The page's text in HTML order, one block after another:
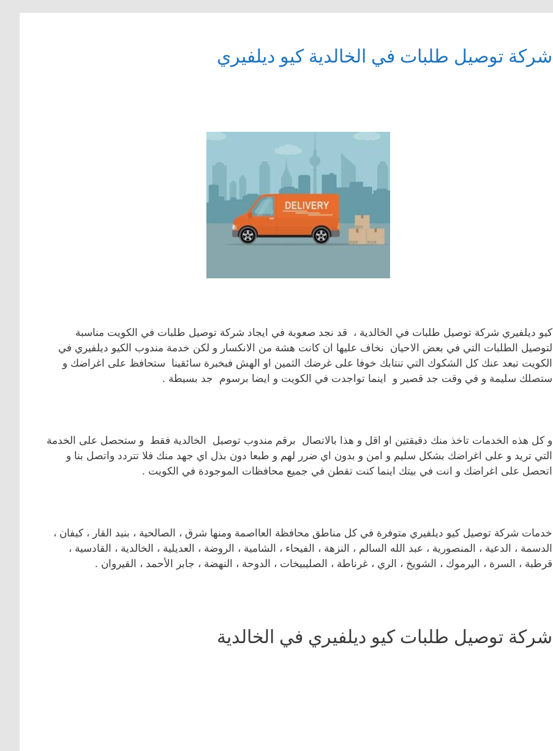
شركة توصيل طلبات في الخالدية كيو ديلفيري
كيو ديلفيري شركة توصيل طلبات في الخالدية ، قد نجد صعوبة في ايجاد شركة توصيل طلبات في الكويت مناسبة
لتوصيل الطلبات التي في بعض الاحيان نخاف عليها ان كانت هشة من الانكسار و لكن خدمة مندوب الكيو ديلفيري في
الكويت تبعد عنك كل الشكوك التي تنتابك خوفا على غرضك الثمين او الهش فبخبرة سائقينا ستحافظ على اغراضك و
ستصلك سليمة و في وقت جد قصير و اينما تواجدت في الكويت و ايضا برسوم جد بسيطة .
و كل هذه الخدمات تاخذ منك دقيقتين او اقل و هذا بالاتصال برقم مندوب توصيل الخالدية فقط و ستحصل على الخدمة
التي تريد و على اغراضك بشكل سليم و امن و بدون اي ضرر لهم و طبعا دون بذل اي جهد منك فلا تتردد واتصل بنا و
اتحصل على اغراضك و انت في بيتك اينما كنت تقطن في جميع محافظات الموجودة في الكويت .
خدمات شركة توصيل كيو ديلفيري متوفرة في كل مناطق محافظة العااصمة ومنها شرق ، الصالحية ، بنيد القار ، كيفان ،
الدسمة ، الدعية ، المنصورية ، عبد الله السالم ، النزهة ، الفيحاء ، الشامية ، الروضة ، العديلية ، الخالدية ، القادسية ،
قرطبة ، السرة ، اليرموك ، الشويخ ، الري ، غرناطة ، الصليبيخات ، الدوحة ، النهضة ، جابر الأحمد ، القيروان .
شركة توصيل طلبات كيو ديلفيري في الخالدية